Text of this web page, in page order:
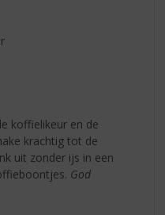
koffielikeur en de
krachtig tot de
uit zonder ijs in een
God